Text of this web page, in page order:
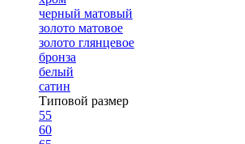
черный матовый
золото матовое
золото глянцевое
бронза
белый
сатин
Типовой размер
55
60